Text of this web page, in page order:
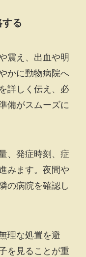
る
震え、出血や明
かに動物病院へ
詳しく伝え、必
備がスムーズに
、発症時刻、症
みます。夜間や
の病院を確認し
理な処置を避
を見ることが重